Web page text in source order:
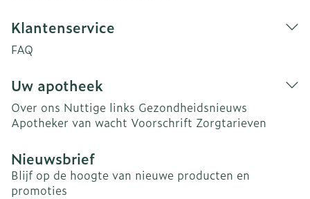
Klantenservice
FAQ
Uw apotheek
Over ons Nuttige links Gezondheidsnieuws
Apotheker van wacht Voorschrift Zorgtarieven
Nieuwsbrief
Blijf op de hoogte van nieuwe producten en
promoties